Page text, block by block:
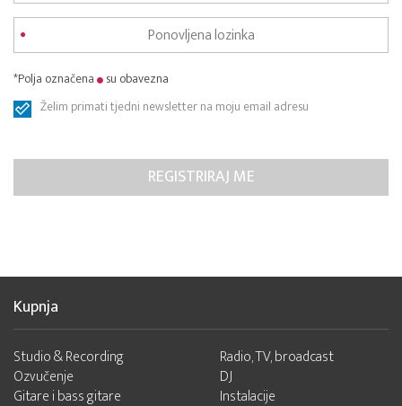
*Polja označena
su obavezna
Želim primati tjedni newsletter na moju email adresu
Kupnja
Studio & Recording
Ozvučenje
Gitare i bass gitare
Radio, TV, broadcast
DJ
Instalacije